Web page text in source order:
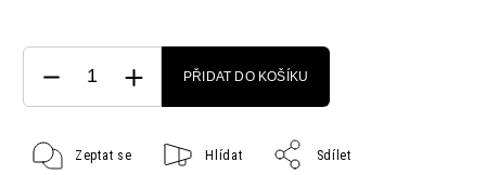
PŘIDAT DO KOŠÍKU
Zeptat se Hlídat Sdílet